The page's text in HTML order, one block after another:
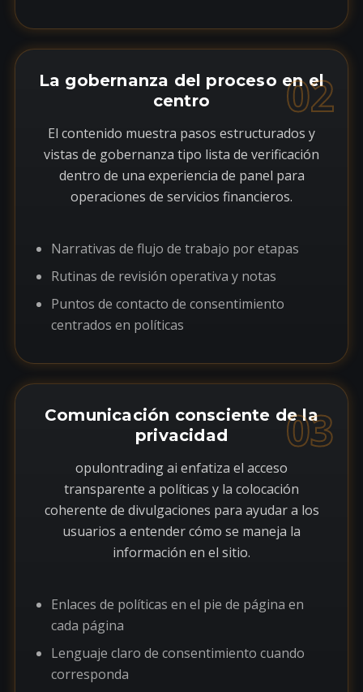
02
La gobernanza del proceso en el
centro
El contenido muestra pasos estructurados y
vistas de gobernanza tipo lista de verificación
dentro de una experiencia de panel para
operaciones de servicios financieros.
Narrativas de flujo de trabajo por etapas
Rutinas de revisión operativa y notas
Puntos de contacto de consentimiento
centrados en políticas
03
Comunicación consciente de la
privacidad
opulontrading ai enfatiza el acceso
transparente a políticas y la colocación
coherente de divulgaciones para ayudar a los
usuarios a entender cómo se maneja la
información en el sitio.
Enlaces de políticas en el pie de página en
cada página
Lenguaje claro de consentimiento cuando
corresponda